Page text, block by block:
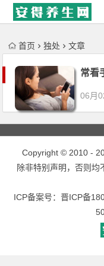
'); })();
首页 独处 文章
常看
06月
Copyright © 2010 -
除非特别声明，否则均
ICP备案号： 晋ICP备